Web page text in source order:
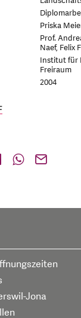
Priska
Prof.
Naef, Felix
Institut für
Freiraum
2004
Jona